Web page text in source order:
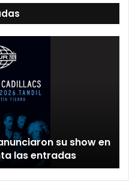
2026
regresa a Tandil
en el Estadio Unión y